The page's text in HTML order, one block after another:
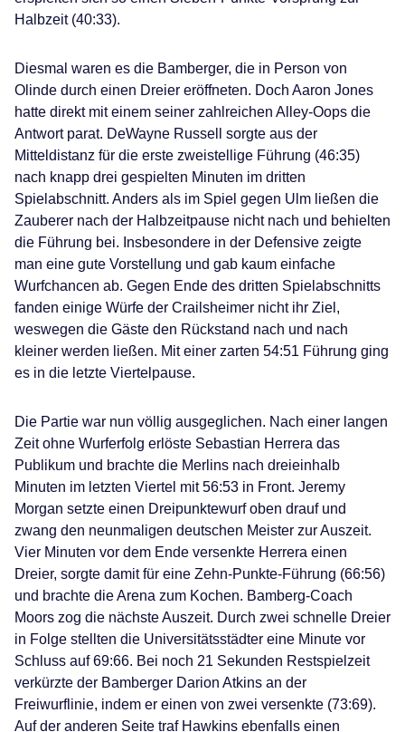
Halbzeit (40:33).
Diesmal waren es die Bamberger, die in Person von
Olinde durch einen Dreier eröffneten. Doch Aaron Jones
hatte direkt mit einem seiner zahlreichen Alley-Oops die
Antwort parat. DeWayne Russell sorgte aus der
Mitteldistanz für die erste zweistellige Führung (46:35)
nach knapp drei gespielten Minuten im dritten
Spielabschnitt. Anders als im Spiel gegen Ulm ließen die
Zauberer nach der Halbzeitpause nicht nach und behielten
die Führung bei. Insbesondere in der Defensive zeigte
man eine gute Vorstellung und gab kaum einfache
Wurfchancen ab. Gegen Ende des dritten Spielabschnitts
fanden einige Würfe der Crailsheimer nicht ihr Ziel,
weswegen die Gäste den Rückstand nach und nach
kleiner werden ließen. Mit einer zarten 54:51 Führung ging
es in die letzte Viertelpause.
Die Partie war nun völlig ausgeglichen. Nach einer langen
Zeit ohne Wurferfolg erlöste Sebastian Herrera das
Publikum und brachte die Merlins nach dreieinhalb
Minuten im letzten Viertel mit 56:53 in Front. Jeremy
Morgan setzte einen Dreipunktewurf oben drauf und
zwang den neunmaligen deutschen Meister zur Auszeit.
Vier Minuten vor dem Ende versenkte Herrera einen
Dreier, sorgte damit für eine Zehn-Punkte-Führung (66:56)
und brachte die Arena zum Kochen. Bamberg-Coach
Moors zog die nächste Auszeit. Durch zwei schnelle Dreier
in Folge stellten die Universitätsstädter eine Minute vor
Schluss auf 69:66. Bei noch 21 Sekunden Restspielzeit
verkürzte der Bamberger Darion Atkins an der
Freiwurflinie, indem er einen von zwei versenkte (73:69).
Auf der anderen Seite traf Hawkins ebenfalls einen